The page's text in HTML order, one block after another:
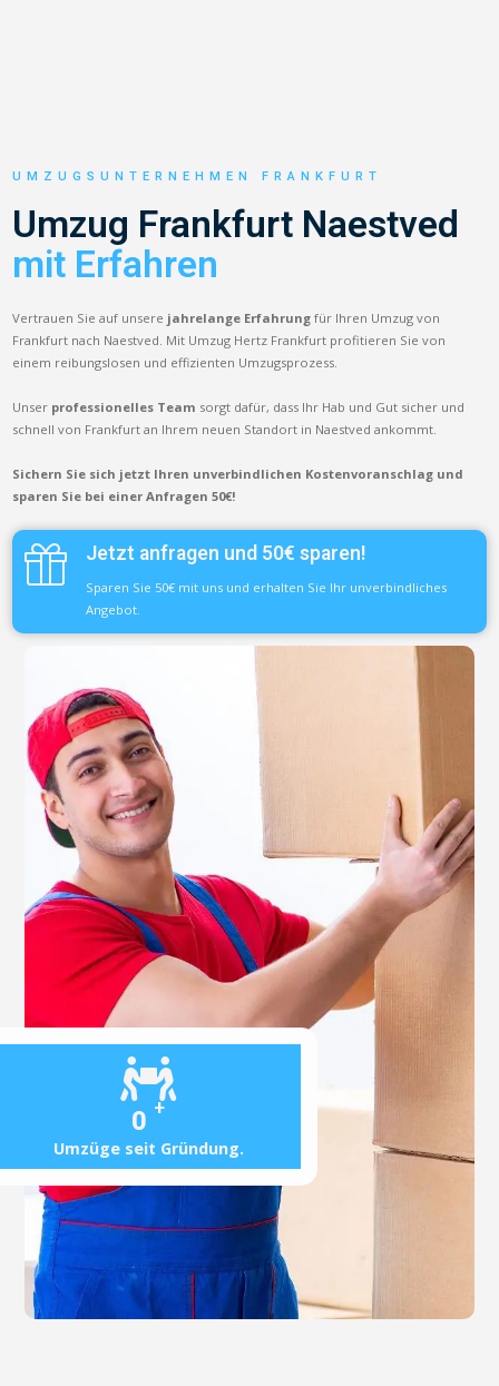
0 +
Umzüge seit Gründung.
UMZUGSUNTERNEHMEN FRANKFURT
Umzug Frankfurt Naestved
mit Erfahren
Vertrauen Sie auf unsere jahrelange Erfahrung für Ihren Umzug von
Frankfurt nach Naestved. Mit Umzug Hertz Frankfurt profitieren Sie von
einem reibungslosen und effizienten Umzugsprozess.
Unser professionelles Team sorgt dafür, dass Ihr Hab und Gut sicher und
schnell von Frankfurt an Ihrem neuen Standort in Naestved ankommt.
Sichern Sie sich jetzt Ihren unverbindlichen Kostenvoranschlag und
sparen Sie bei einer Anfragen 50€!
Jetzt anfragen und 50€ sparen!
Sparen Sie 50€ mit uns und erhalten Sie Ihr unverbindliches
Angebot.